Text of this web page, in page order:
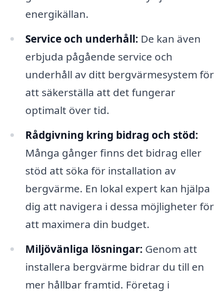
energikällan.
Service och underhåll: De kan även
erbjuda pågående service och
underhåll av ditt bergvärmesystem för
att säkerställa att det fungerar
optimalt över tid.
Rådgivning kring bidrag och stöd:
Många gånger finns det bidrag eller
stöd att söka för installation av
bergvärme. En lokal expert kan hjälpa
dig att navigera i dessa möjligheter för
att maximera din budget.
Miljövänliga lösningar: Genom att
installera bergvärme bidrar du till en
mer hållbar framtid. Företag i